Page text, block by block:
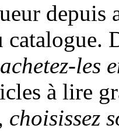
depuis
les
à lire